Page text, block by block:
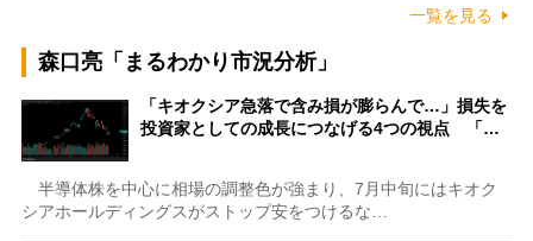
一覧を見る
森口亮「まるわかり市況分析」
「キオクシア急落で含み損が膨らんで…」損失を
投資家としての成長につなげる4つの視点 「…
半導体株を中心に相場の調整色が強まり、7月中旬にはキオク
シアホールディングスがストップ安をつけるな…